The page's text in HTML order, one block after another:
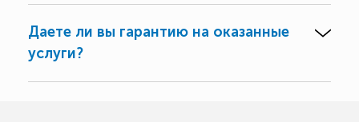
Даете ли вы гарантию на оказанные
услуги?